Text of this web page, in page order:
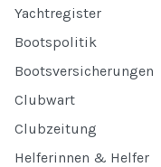
Yachtregister
Bootspolitik
Bootsversicherungen
Clubwart
Clubzeitung
Helferinnen & Helfer